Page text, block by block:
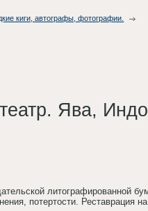
киги, автографы, фотографии.
Ява,
литографированной
потертости.